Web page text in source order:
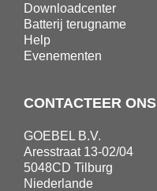
Downloadcenter
Batterij terugname
Help
Evenementen
CONTACTEER ONS
GOEBEL B.V.
Aresstraat 13-02/04
5048CD Tilburg
Niederlande